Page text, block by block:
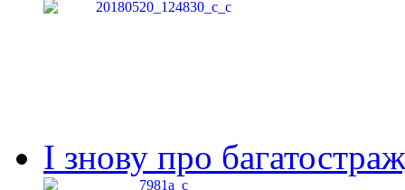
І знову про